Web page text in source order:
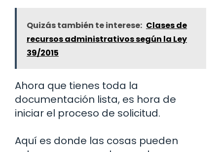
Quizás también te interese: Clases de
recursos administrativos según la Ley
39/2015
Ahora que tienes toda la
documentación lista, es hora de
iniciar el proceso de solicitud.
Aquí es donde las cosas pueden